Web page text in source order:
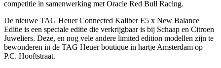
competitie in samenwerking met Oracle Red Bull Racing.
De nieuwe TAG Heuer Connected Kaliber E5 x New Balance
Editie is een speciale editie die verkrijgbaar is bij Schaap en Citroen
Juweliers. Deze, en nog vele andere limited edition modellen zijn te
bewonderen in de TAG Heuer boutique in hartje Amsterdam op
P.C. Hooftstraat.